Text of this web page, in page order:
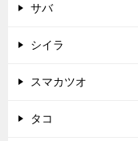
サバ
シイラ
スマカツオ
タコ